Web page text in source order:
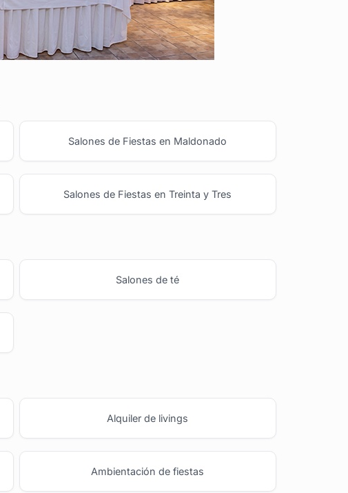
Salones de Fiestas en Maldonado
Salones de Fiestas en Treinta y Tres
Salones de té
Alquiler de livings
Ambientación de fiestas